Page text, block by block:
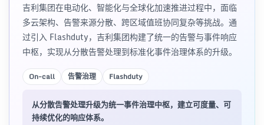
吉利集团在电动化、智能化与全球化加速推进过程中，面临
多云架构、告警来源分散、跨区域值班协同复杂等挑战。通
过引入 Flashduty，吉利集团构建了统一的告警与事件响应
中枢，实现从分散告警处理到标准化事件治理体系的升级。
On-call 告警治理 Flashduty
从分散告警处理升级为统一事件治理中枢，建立可度量、可
持续优化的响应体系。